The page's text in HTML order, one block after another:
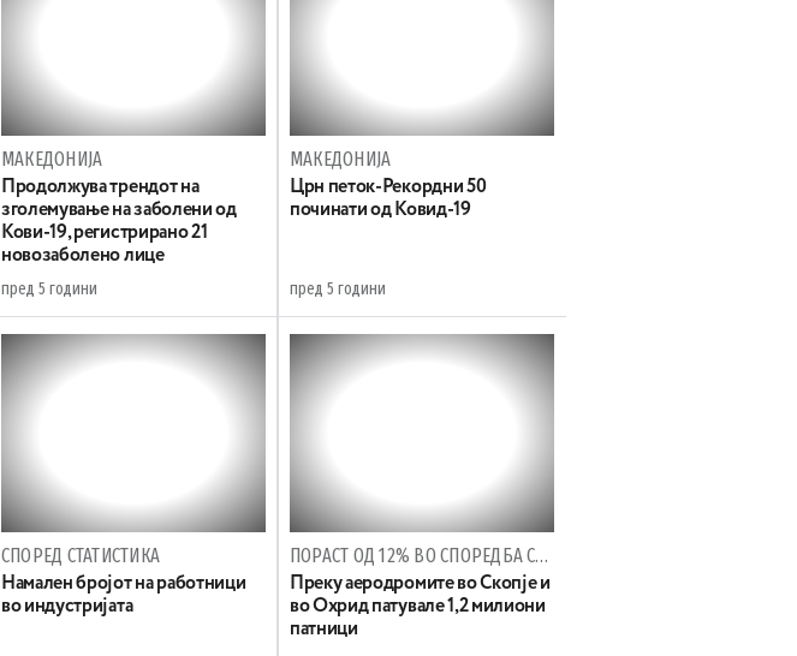
МАКЕДОНИЈА
Продолжува трендот на
зголемување на заболени од
Кови-19, регистрирано 21
новозаболено лице
пред 5 години
МАКЕДОНИЈА
Црн петок-Рекордни 50
починати од Ковид-19
пред 5 години
СПОРЕД СТАТИСТИКА
Намален бројот на работници
во индустријата
ПОРАСТ ОД 12% ВО СПОРЕДБА СО ИСТИОТ ПЕРИОД ОД 2018 ГОДИНА
Преку аеродромите во Скопје и
во Охрид патувале 1,2 милиони
патници